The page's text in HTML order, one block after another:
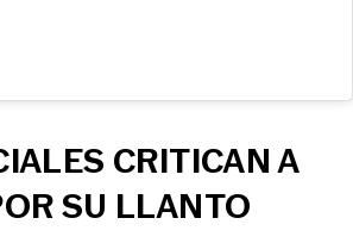
CRITICAN A
SU LLANTO